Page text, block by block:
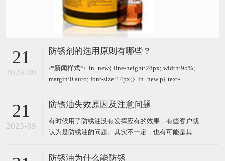
21
2023-09
防锈剂的选用原则有哪些？
/*新闻样式*/ .in_new{ line-height:28px; width:95%;
margin:0 auto; font-size:14px;} .in_new p{ text-
级高效
21
2023-09
防锈油失效原因及注意问题
有时候用了防锈油没有发挥应有的效果，有些客户就
认为是防锈油的问题。其实不一定，也有可能是其他
用的范围与条件。现在澳博防锈油为您讲解防锈油失
防锈油为什么能防锈